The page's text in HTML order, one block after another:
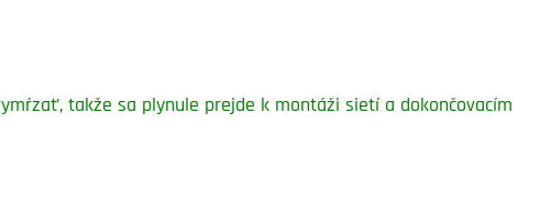
takže sa plynule prejde k montáži sietí a dokončovacím